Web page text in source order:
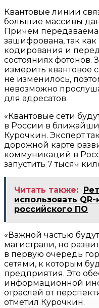
Квантовые линии
большие массивы
Причем
зашифрована, так как
кодирования и
состояниях фотонов.
измерить квантовое
не изменилось,
невозможно
для адресатов.
«Квантовые сети
в России в
Курочкин. Эксперт
дорожной карте
коммуникаций в
запустить 7 тысяч
Читать также:
использовать
российского ПО
«Важной частью
магистрали, но
в первую очередь
сетями, к которым
предприятия. Это
информационной
отраслей от
отметил Курочкин.